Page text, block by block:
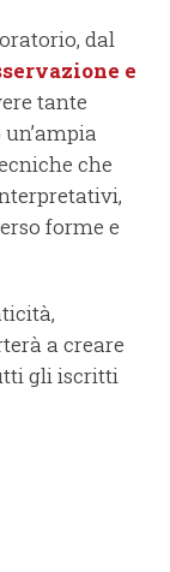
dal
e
tante
che
forme e
a creare
gli iscritti